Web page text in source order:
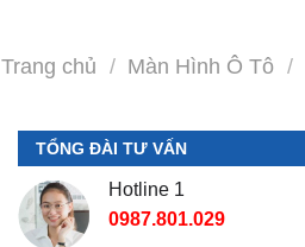
Trang chủ / Màn Hình Ô Tô /
TỔNG ĐÀI TƯ VẤN
Hotline 1
0987.801.029